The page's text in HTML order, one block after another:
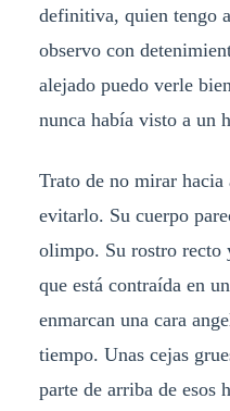
definitiva, quien tengo
observo con
alejado puedo verle
nunca había visto a un
Trato de no mirar hacia
evitarlo. Su cuerpo
olimpo. Su rostro recto
que está contraída en
enmarcan una cara
tiempo. Unas cejas
parte de arriba de esos